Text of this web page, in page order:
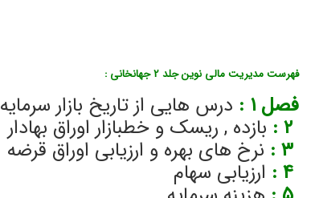
فهرست مدیریت مالی نوین جلد 2 جهانخانی :
فصل ۱ : درس هایی از تاریخ بازار سرمایه
: بازده , ریسک و خطبازار اوراق بهادار
: نرخ های بهره و ارزیابی اوراق قرضه
: ارزیابی سهام